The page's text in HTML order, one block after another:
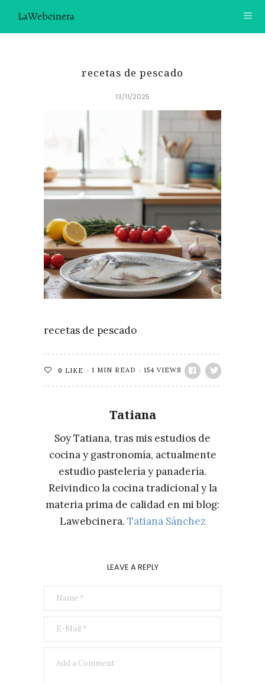
LaWebcinera
¿TE GUSTARÍA UNIRTE A NUESTRA AVENTURA GASTRON
ÓMICA?
ÚNETE A LA NEWSLETTER
recetas de pescado
13/11/2025
recetas de pescado
0 LIKE 1 MIN READ 154 VIEWS
Tatiana
Soy Tatiana, tras mis estudios de
cocina y gastronomía, actualmente
estudio pastelería y panadería.
Reivindico la cocina tradicional y la
materia prima de calidad en mi blog:
Lawebcinera. Tatiana Sánchez
LEAVE A REPLY